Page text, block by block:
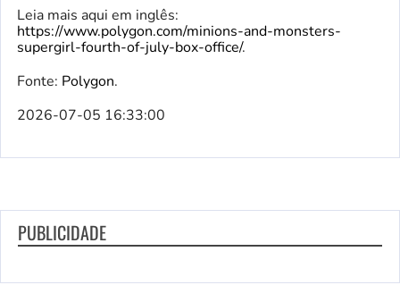
Leia mais aqui em inglês:
https://www.polygon.com/minions-and-monsters-
supergirl-fourth-of-july-box-office/.
Fonte: Polygon.
2026-07-05 16:33:00
PUBLICIDADE